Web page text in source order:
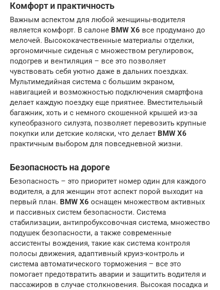
Комфорт и практичность
Важным аспектом для любой женщины-водителя
является комфорт. В салоне BMW X6 все продумано до
мелочей. Высококачественные материалы отделки,
эргономичные сиденья с множеством регулировок,
подогрев и вентиляция – все это позволяет
чувствовать себя уютно даже в дальних поездках.
Мультимедийная система с большим экраном,
навигацией и возможностью подключения смартфона
делает каждую поездку еще приятнее. Вместительный
багажник, хоть и с немного скошенной крышей из-за
купеобразного силуэта, позволяет перевозить крупные
покупки или детские коляски, что делает BMW X6
практичным выбором для повседневной жизни.
Безопасность на дороге
Безопасность – это приоритет номер один для каждого
водителя, а для женщин этот аспект порой выходит на
первый план. BMW X6 оснащен множеством активных
и пассивных систем безопасности. Система
стабилизации, антипробуксовочная система, множество
подушек безопасности, а также современные
ассистенты вождения, такие как система контроля
полосы движения, адаптивный круиз-контроль и
система автоматического торможения – все это
помогает предотвратить аварии и защитить водителя и
пассажиров в случае столкновения. Высокая посадка и